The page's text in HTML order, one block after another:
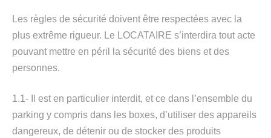
Les règles de sécurité doivent être respectées avec la
plus extrême rigueur. Le LOCATAIRE s’interdira tout acte
pouvant mettre en péril la sécurité des biens et des
personnes.
1.1- Il est en particulier interdit, et ce dans l’ensemble du
parking y compris dans les boxes, d’utiliser des appareils
dangereux, de détenir ou de stocker des produits